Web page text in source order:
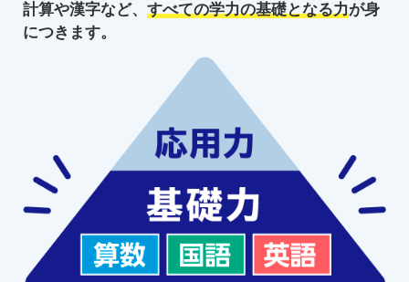
計算や漢字など、 すべての学力の基礎となる力が身
につきます。